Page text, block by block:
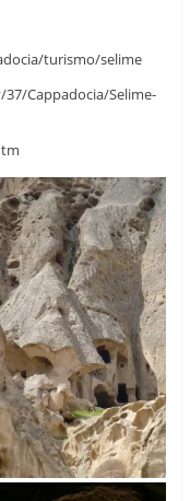
turismo/selime
Cappadocia/Selime-